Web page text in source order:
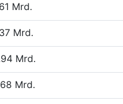
Mrd.
Mrd.
Mrd.
Mrd.